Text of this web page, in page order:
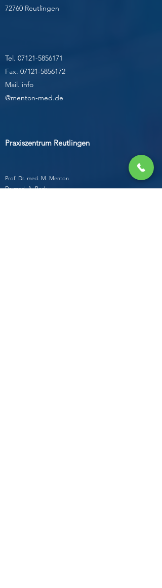
72760 Reutlingen
Tel. 07121-5856171
Fax. 07121-5856172
Mail. info
@menton-med.de
Praxiszentrum Reutlingen
Prof. Dr. med. M. Menton
Dr. med. A. Reck